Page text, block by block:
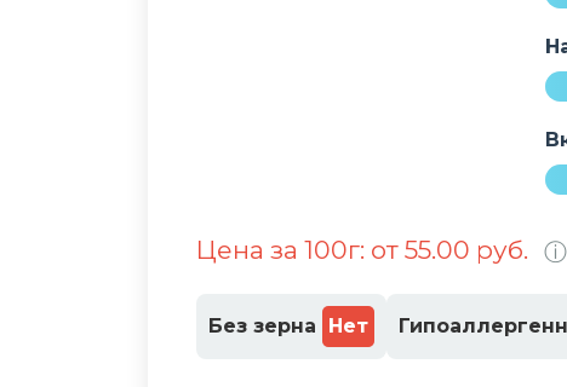
Цена за 100г: от 55.00 руб. ⓘ
Без зерна Нет